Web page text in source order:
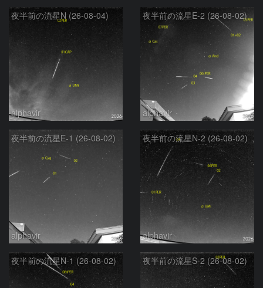
夜半前の流星N (26-08-04)
alphavir
夜半前の流星E-2 (26-08-02)
alphavir
夜半前の流星E-1 (26-08-02)
alphavir
夜半前の流星N-2 (26-08-02)
alphavir
夜半前の流星N-1 (26-08-02) 夜半前の流星S-2 (26-08-02)